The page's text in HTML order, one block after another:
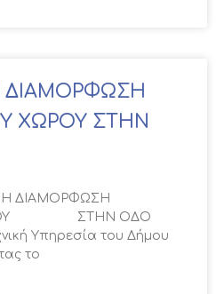
ΔΙΑΜΟΡΦΩΣΗ
ΧΩΡΟΥ ΣΤΗΝ
ΔΙΑΜΟΡΦΩΣΗ
ΣΤΗΝ ΟΔΟ
Υπηρεσία του Δήμου
το